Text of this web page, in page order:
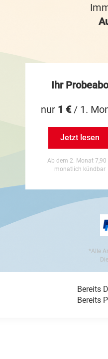
Ihr
nur 1 €/ 1.
Jetzt lesen
Ab dem 2. Monat 7,90
monatlich kündbar
*Alle
Bereits
Bereits